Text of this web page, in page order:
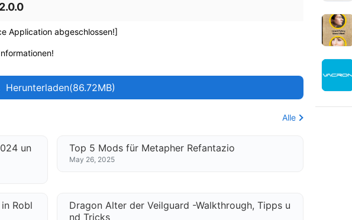
Application abgeschlossen!]
Herunterladen(86.72MB)
Alle
un
Top 5 Mods für Metapher Refantazio
May 26, 2025
Robl
Dragon Alter der Veilguard -Walkthrough, Tipps u
nd Tricks